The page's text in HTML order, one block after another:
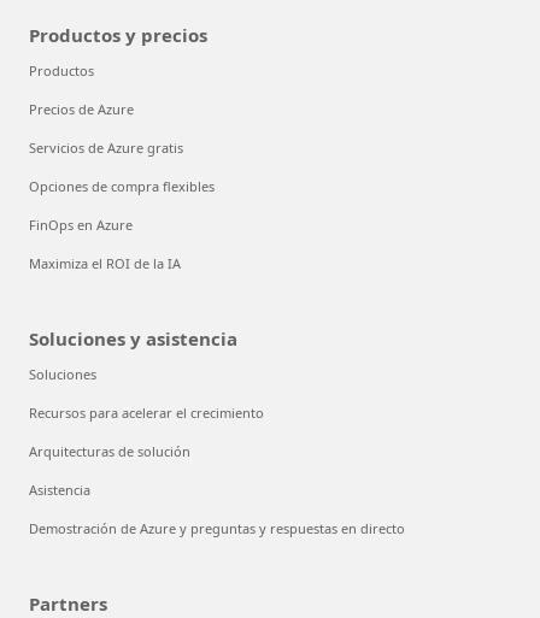
Productos y precios
Productos
Precios de Azure
Servicios de Azure gratis
Opciones de compra flexibles
FinOps en Azure
Maximiza el ROI de la IA
Soluciones y asistencia
Soluciones
Recursos para acelerar el crecimiento
Arquitecturas de solución
Asistencia
Demostración de Azure y preguntas y respuestas en directo
Partners